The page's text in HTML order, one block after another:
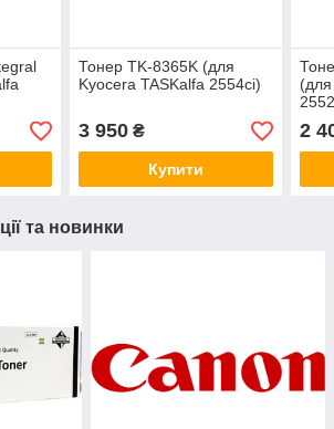
Тонер TK-8365K (для
Kyocera TASKalfa 2554ci)
3 950₴
Купити
2
та новинки